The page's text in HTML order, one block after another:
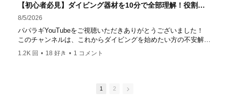
はコチラ
https://www.papalagi.co.jp/staticpages/index.php/work
【初心者必見】ダイビング器材を10分で全部理解！役割・使い方をやさしく解説
8/5/2026
パパラギYouTubeをご視聴いただきありがとうございました！
このチャンネルは、これからダイビングを始めたい方の不安解消
や悩みごとを解消するためのチャンネルです
ひとりでも多くの方に、素敵なダイビングライフを送っていただ
ダイビングのこんな情報を知りたいなどありましたらコメントを
1.2K 回 • 18 好き • 1 コメント
1 2